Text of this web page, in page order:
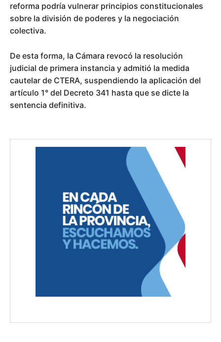
reforma podría vulnerar principios constitucionales
sobre la división de poderes y la negociación
colectiva.
De esta forma, la Cámara revocó la resolución
judicial de primera instancia y admitió la medida
cautelar de CTERA, suspendiendo la aplicación del
artículo 1° del Decreto 341 hasta que se dicte la
sentencia definitiva.